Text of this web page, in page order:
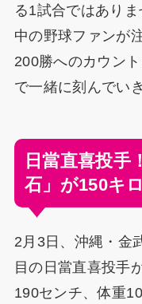
る1試合ではあり
中の野球ファンが
200勝へのカウン
で一緒に刻んでい
日當直喜投手
石」が150キ
2月3日、沖縄・金
目の日當直喜投手
190センチ、体重